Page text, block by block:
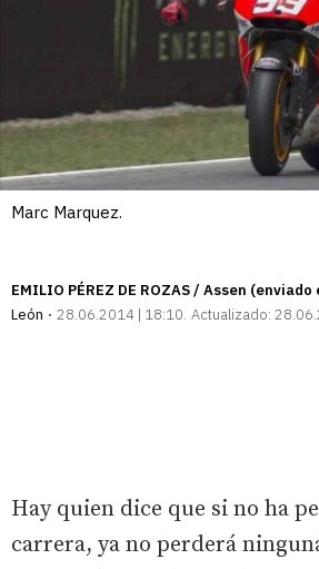
Marc Marquez.
EMILIO PÉREZ DE ROZAS / Assen
León
28.06.2014 | 18:10 Actualizado:
Hay quien dice que si no ha
carrera, ya no perderá